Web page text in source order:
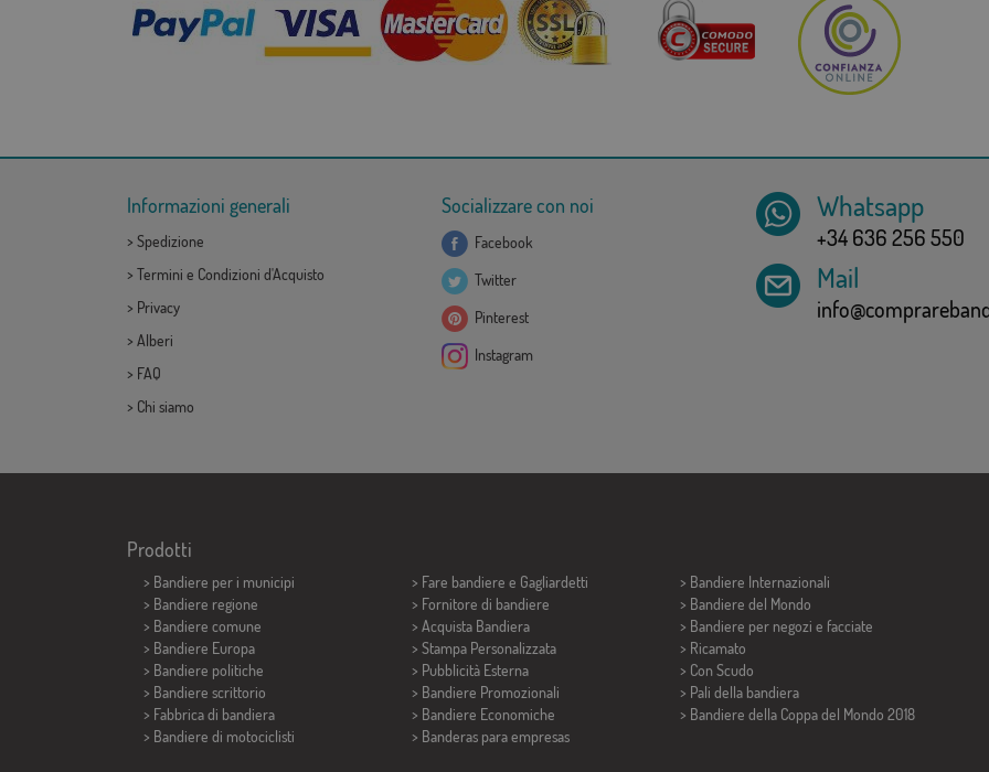
Informazioni generali
> Spedizione
> Termini e Condizioni d'Acquisto
> Privacy
> Alberi
> FAQ
> Chi siamo
Socializzare con noi
Facebook
Twitter
Pinterest
Instagram
Whatsapp
+34 636 256 550
Mail
Prodotti
> Bandiere per i municipi
> Bandiere regione
> Bandiere comune
> Bandiere Europa
> Bandiere politiche
> Bandiere scrittorio
> Fabbrica di bandiera
> Bandiere di motociclisti
> Fare bandiere e Gagliardetti
> Fornitore di bandiere
> Acquista Bandiera
> Stampa Personalizzata
> Pubblicità Esterna
> Bandiere Promozionali
> Bandiere Economiche
> Banderas para empresas
> Bandiere Internazionali
> Bandiere del Mondo
> Bandiere per negozi e facciate
> Ricamato
> Con Scudo
> Pali della bandiera
> Bandiere della Coppa del Mondo 2018